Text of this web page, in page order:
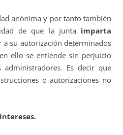
anónima y por tanto también
de que la junta imparta
a su autorización determinados
ello se entiende sin perjuicio
Es decir que
o autorizaciones no